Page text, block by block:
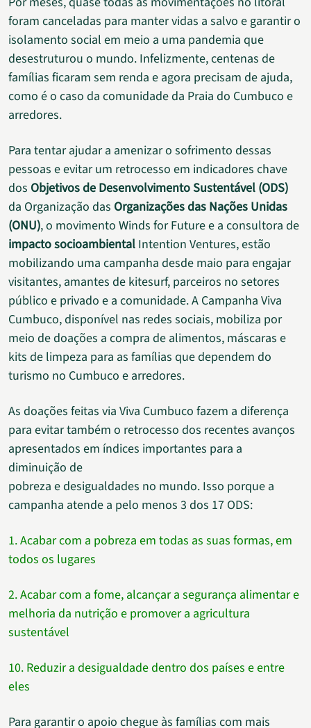
foram canceladas para manter vidas a salvo e garantir o
isolamento social em meio a uma pandemia que
desestruturou o mundo. Infelizmente, centenas de
famílias ficaram sem renda e agora precisam de ajuda,
como é o caso da comunidade da Praia do Cumbuco e
arredores.
Para tentar ajudar a amenizar o sofrimento dessas
pessoas e evitar um retrocesso em indicadores chave
dos Objetivos de Desenvolvimento Sustentável (ODS)
da Organização das Organizações das Nações Unidas
(ONU), o movimento Winds for Future e a consultora de
impacto socioambiental Intention Ventures, estão
mobilizando uma campanha desde maio para engajar
visitantes, amantes de kitesurf, parceiros no setores
público e privado e a comunidade. A Campanha Viva
Cumbuco, disponível nas redes sociais, mobiliza por
meio de doações a compra de alimentos, máscaras e
kits de limpeza para as famílias que dependem do
turismo no Cumbuco e arredores.
As doações feitas via Viva Cumbuco fazem a diferença
para evitar também o retrocesso dos recentes avanços
apresentados em índices importantes para a
diminuição de
pobreza e desigualdades no mundo. Isso porque a
campanha atende a pelo menos 3 dos 17 ODS:
1. Acabar com a pobreza em todas as suas formas, em
todos os lugares
2. Acabar com a fome, alcançar a segurança alimentar e
melhoria da nutrição e promover a agricultura
sustentável
10. Reduzir a desigualdade dentro dos países e entre
eles
Para garantir o apoio chegue às famílias com mais